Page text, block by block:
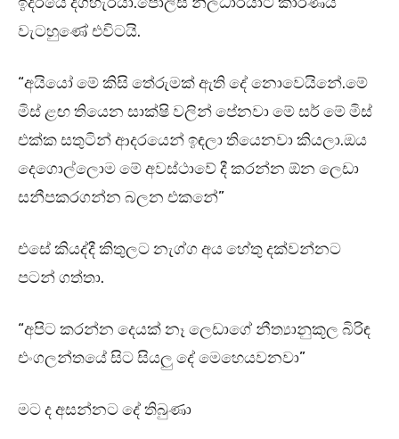
වැටහුණේ එවිටයි.
“අයියෝ මේ කිසි තේරුමක් ඇති දේ නොවෙයිනේ.මේ
මිස් ළඟ තියෙන සාක්ෂි වලින් පේනවා මේ සර් මේ මිස්
එක්ක සතුටින් ආදරයෙන් ඉඳලා තියෙනවා කියලා.ඔය
දෙගොල්ලොම මේ අවස්ථාවේ දී කරන්න ඕන ලෙඩා
සනීපකරගන්න බලන එකනේ”
එසේ කියද්දී කිතුලට නැග්ග අය හේතු දක්වන්නට
පටන් ගත්තා.
“අපිට කරන්න දෙයක් නෑ ලෙඩාගේ නීත්‍යානුකූල බිරිඳ
එංගලන්තයේ සිට සියලු දේ මෙහෙයවනවා”
මට ද අසන්නට දේ තිබුණා